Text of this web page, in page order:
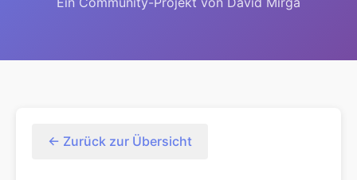
← Zurück zur Übersicht